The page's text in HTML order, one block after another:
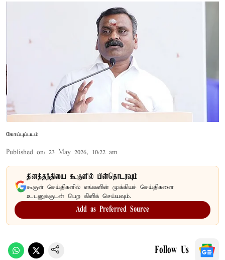
கோப்புப்படம்
Published on: 23 May 2026, 10:22 am
தினத்தந்தியை கூகுளில் பின்தொடரவும்
கூகுள் செய்திகளில் எங்களின் முக்கியச் செய்திகளை
உடனுக்குடன் பெற கிளிக் செய்யவும்.
Add as Preferred Source
Follow Us